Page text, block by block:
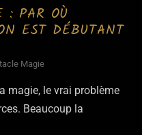
: PAR OÙ
EST DÉBUTANT
Magie
magie, le vrai problème
Beaucoup la